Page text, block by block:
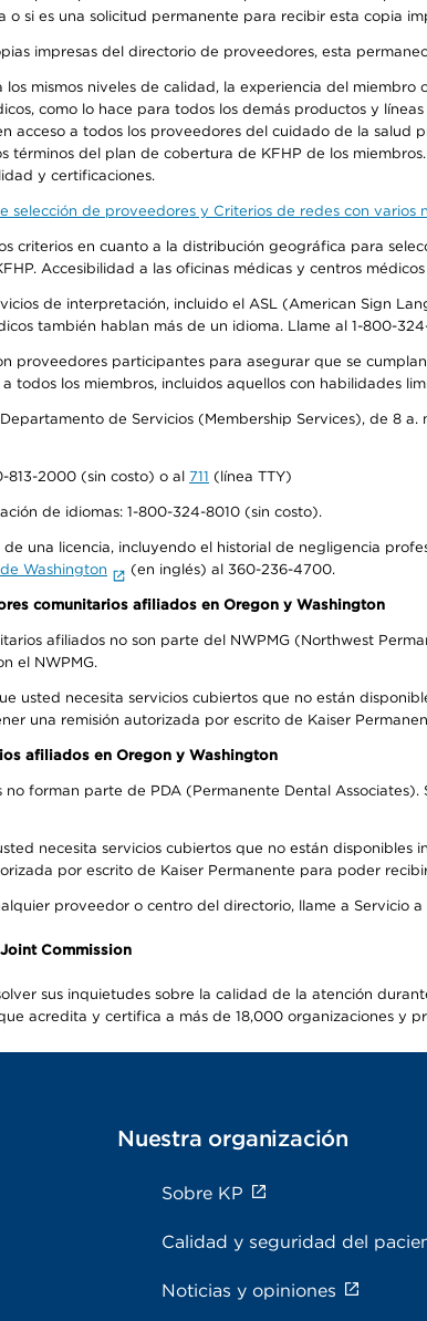
o si es una solicitud permanente para recibir esta copia
impresas del directorio de proveedores, esta
mismos niveles de calidad, la experiencia del
como lo hace para todos los demás productos y
acceso a todos los proveedores del cuidado de la
términos del plan de cobertura de KFHP de los
y certificaciones.
selección de proveedores y Criterios de redes con varios
criterios en cuanto a la distribución geográfica para
Accesibilidad a las oficinas médicas y centros
de interpretación, incluido el ASL (American Sign
también hablan más de un idioma. Llame al 1-800-
proveedores participantes para asegurar que se
todos los miembros, incluidos aquellos con habilidades
de Servicios (Membership Services), de 8
813-2000 (sin costo) o al 711 (línea TTY)
de idiomas: 1-800-324-8010 (sin costo).
una licencia, incluyendo el historial de negligencia
Washington (en inglés) al 360-236-4700.
comunitarios afiliados en Oregon y Washington
afiliados no son parte del NWPMG (Northwest
el NWPMG.
usted necesita servicios cubiertos que no están
una remisión autorizada por escrito de Kaiser
afiliados en Oregon y Washington
no forman parte de PDA (Permanente Dental
necesita servicios cubiertos que no están
por escrito de Kaiser Permanente para poder
proveedor o centro del directorio, llame a Servicio
Commission
sus inquietudes sobre la calidad de la atención
acredita y certifica a más de 18,000 organizaciones y
Nuestra organización
Sobre KP
Calidad y seguridad del
Noticias y opiniones